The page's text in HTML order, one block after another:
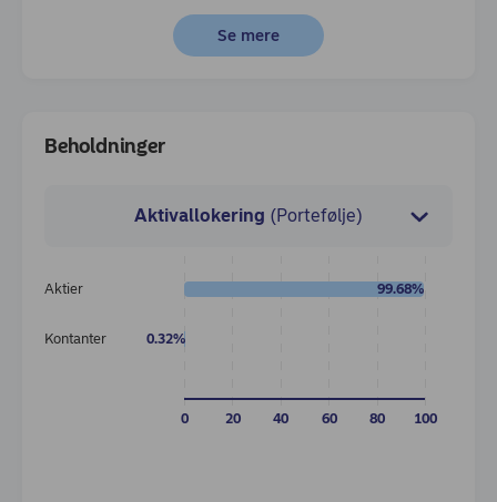
Se mere
Beholdninger
Aktivallokering (Portefølje)
Aktier 99.68%
Kontanter 0.32%
0 20 40 60 80 100